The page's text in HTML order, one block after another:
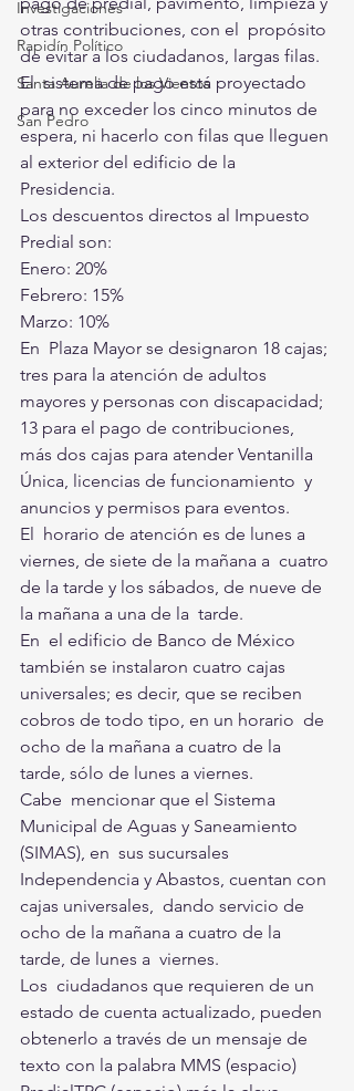
Investigaciones
Rapidín Político
Santa Aurelia de los Vientos
San Pedro
otras contribuciones, con el  propósito
de evitar a los ciudadanos, largas filas.
El  sistema de pago está proyectado
para no exceder los cinco minutos de
espera, ni hacerlo con filas que lleguen
al exterior del edificio de la
Presidencia.
Los descuentos directos al Impuesto
Predial son:
Enero: 20%
Febrero: 15%
Marzo: 10%
En  Plaza Mayor se designaron 18 cajas;
tres para la atención de adultos
mayores y personas con discapacidad;
13 para el pago de contribuciones,
más dos cajas para atender Ventanilla
Única, licencias de funcionamiento  y
anuncios y permisos para eventos.
El  horario de atención es de lunes a
viernes, de siete de la mañana a  cuatro
de la tarde y los sábados, de nueve de
la mañana a una de la  tarde.
En  el edificio de Banco de México
también se instalaron cuatro cajas
universales; es decir, que se reciben
cobros de todo tipo, en un horario  de
ocho de la mañana a cuatro de la
tarde, sólo de lunes a viernes.
Cabe  mencionar que el Sistema
Municipal de Aguas y Saneamiento
(SIMAS), en  sus sucursales
Independencia y Abastos, cuentan con
cajas universales,  dando servicio de
ocho de la mañana a cuatro de la
tarde, de lunes a  viernes.
Los  ciudadanos que requieren de un
estado de cuenta actualizado, pueden
obtenerlo a través de un mensaje de
texto con la palabra MMS (espacio)